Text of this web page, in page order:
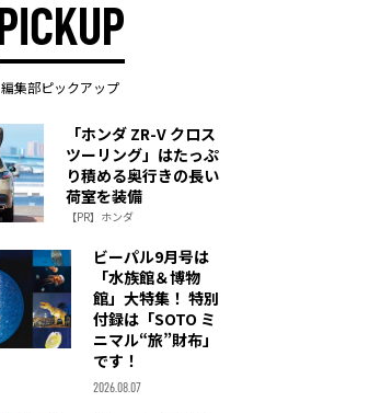
PICKUP
編集部ピックアップ
「ホンダ ZR-V クロス
ツーリング」はたっぷ
り積める奥行きの長い
荷室を装備
【PR】ホンダ
ビーパル9月号は
「水族館＆博物
館」大特集！ 特別
付録は「SOTO ミ
ニマル“旅”財布」
です！
2026.08.07